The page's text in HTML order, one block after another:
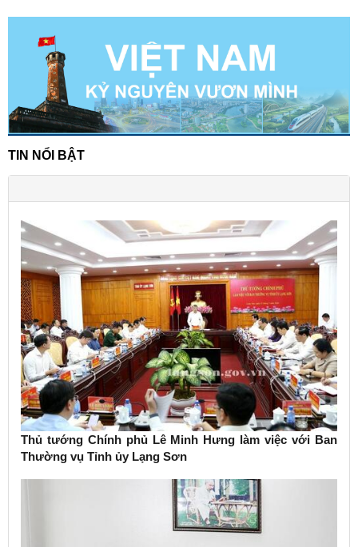
TIN NỔI BẬT
Thủ tướng Chính phủ Lê Minh Hưng làm việc với Ban
Thường vụ Tỉnh ủy Lạng Sơn